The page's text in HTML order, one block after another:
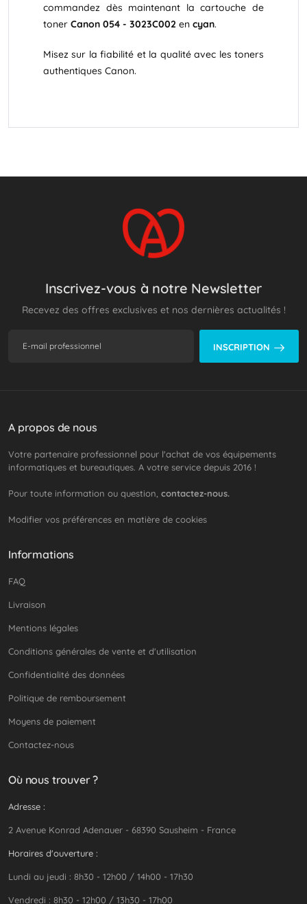
commandez dès maintenant la cartouche de
toner Canon 054 - 3023C002 en cyan.
Misez sur la fiabilité et la qualité avec les toners
authentiques Canon.
Inscrivez-vous à notre Newsletter
Recevez des offres exclusives et nos dernières actualités !
INSCRIPTION
A propos de nous
Votre partenaire professionnel pour l'achat de vos équipements
informatiques et bureautiques. A votre service depuis 2016 !
Pour toute information ou question, contactez-nous.
Modifier vos préférences en matière de cookies
Informations
FAQ
Livraison
Mentions légales
Conditions générales de vente et d'utilisation
Confidentialité des données
Politique de remboursement
Moyens de paiement
Contactez-nous
Où nous trouver ?
Adresse :
2 Avenue Konrad Adenauer - 68390 Sausheim - France
Horaires d'ouverture :
Lundi au jeudi : 8h30 - 12h00 / 14h00 - 17h30
Vendredi : 8h30 - 12h00 / 13h30 - 17h00